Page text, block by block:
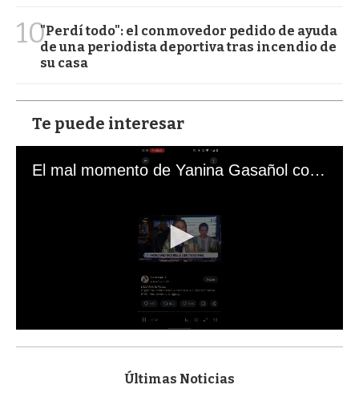
10"Perdí todo": el conmovedor pedido de ayuda
de una periodista deportiva tras incendio de
su casa
Te puede interesar
El mal momento de Yanina Gasañol con un hincha argentino en "Subrayado"
s
Últimas Noticias